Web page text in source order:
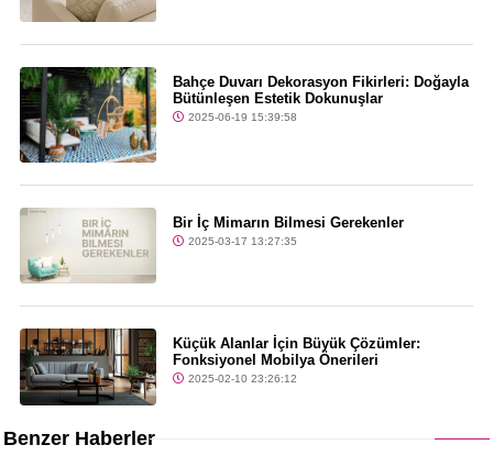
Bahçe Duvarı Dekorasyon Fikirleri: Doğayla
Bütünleşen Estetik Dokunuşlar
2025-06-19 15:39:58
Bir İç Mimarın Bilmesi Gerekenler
2025-03-17 13:27:35
Küçük Alanlar İçin Büyük Çözümler:
Fonksiyonel Mobilya Önerileri
2025-02-10 23:26:12
Benzer Haberler